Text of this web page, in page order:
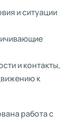
и ситуации
и контакты,
к
работа с